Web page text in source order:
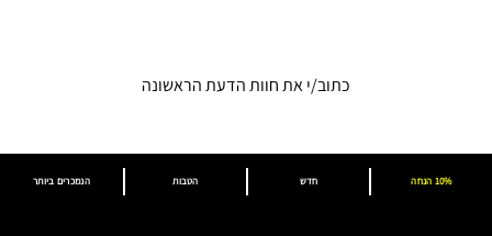
כתוב/י את חוות הדעת הראשונה
הנמכרים ביותר הטבות חדש 10% הנחה